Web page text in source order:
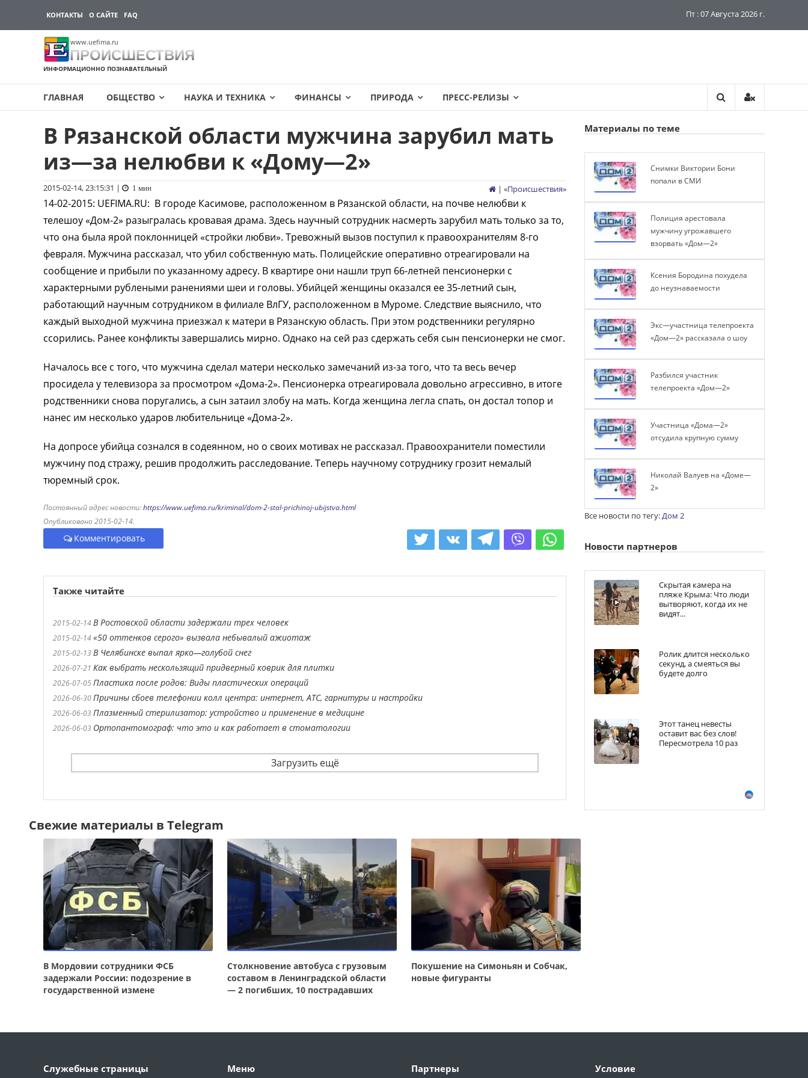
КОНТАКТЫ О САЙТЕ FAQ Пт : 07 Августа 2026 г.
www.uefima.ru
ПРОИСШЕСТВИЯ
ИНФОРМАЦИОННО ПОЗНАВАТЕЛЬНЫЙ
ГЛАВНАЯ ОБЩЕСТВО НАУКА И ТЕХНИКА ФИНАНСЫ ПРИРОДА ПРЕСС-РЕЛИЗЫ
содержимому
В Рязанской области мужчина зарубил мать
из—за нелюбви к «Дому—2»
2015-02-14, 23:15:31 | 1 мин | «Происшествия»
14-02-2015: UEFIMA.RU: В городе Касимове, расположенном в Рязанской области, на почве нелюбви к
телешоу «Дом-2» разыгралась кровавая драма. Здесь научный сотрудник насмерть зарубил мать только за то,
что она была ярой поклонницей «стройки любви». Тревожный вызов поступил к правоохранителям 8-го
февраля. Мужчина рассказал, что убил собственную мать. Полицейские оперативно отреагировали на
сообщение и прибыли по указанному адресу. В квартире они нашли труп 66-летней пенсионерки с
характерными рублеными ранениями шеи и головы. Убийцей женщины оказался ее 35-летний сын,
работающий научным сотрудником в филиале ВлГУ, расположенном в Муроме. Следствие выяснило, что
каждый выходной мужчина приезжал к матери в Рязанскую область. При этом родственники регулярно
ссорились. Ранее конфликты завершались мирно. Однако на сей раз сдержать себя сын пенсионерки не смог.
Началось все с того, что мужчина сделал матери несколько замечаний из-за того, что та весь вечер
просидела у телевизора за просмотром «Дома-2». Пенсионерка отреагировала довольно агрессивно, в итоге
родственники снова поругались, а сын затаил злобу на мать. Когда женщина легла спать, он достал топор и
нанес им несколько ударов любительнице «Дома-2».
На допросе убийца сознался в содеянном, но о своих мотивах не рассказал. Правоохранители поместили
мужчину под стражу, решив продолжить расследование. Теперь научному сотруднику грозит немалый
тюремный срок.
Постоянный адрес новости:https://www.uefima.ru/kriminal/dom-2-stal-prichinoj-ubijstva.html
Опубликовано 2015-02-14.
Комментировать
Также читайте
2015-02-14В Ростовской области задержали трех человек
2015-02-14«50 оттенков серого» вызвала небывалый ажиотаж
2015-02-13В Челябинске выпал ярко—голубой снег
2026-07-21 Как выбрать нескользящий придверный коврик для плитки
2026-07-05Пластика после родов: Виды пластических операций
2026-06-30Причины сбоев телефонии колл центра: интернет, АТС, гарнитуры и настройки
2026-06-03Плазменный стерилизатор: устройство и применение в медицине
2026-06-03 Ортопантомограф: что это и как работает в стоматологии
Загрузить ещё
Свежие материалы в Telegram
В Мордовии сотрудники ФСБ
задержали России: подозрение в
государственной измене
Столкновение автобуса с грузовым
составом в Ленинградской области
— 2 погибших, 10 пострадавших
Покушение на Симоньян и Собчак,
новые фигуранты
Материалы по теме
Снимки Виктории Бони
попали в СМИ
Полиция арестовала
мужчину угрожавшего
взорвать «Дом—2»
Ксения Бородина похудела
до неузнаваемости
Экс—участница телепроекта
«Дом—2» рассказала о шоу
Разбился участник
телепроекта «Дом—2»
Участница «Дома—2»
отсудила крупную сумму
Николай Валуев на «Доме—
2»
Все новости по тегу:Дом 2
Новости партнеров
Скрытая камера на
пляже Крыма: Что люди
вытворяют, когда их не
видят...
Ролик длится несколько
секунд, а смеяться вы
будете долго
Этот танец невесты
оставит вас без слов!
Пересмотрела 10 раз
Служебные страницы Меню Партнеры Условие